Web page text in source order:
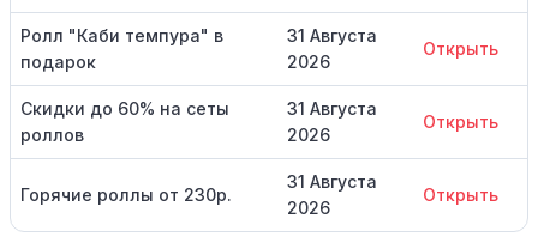
Ролл "Каби темпура" в
подарок
31 Августа
2026
Открыть
Скидки до 60% на сеты
роллов
31 Августа
2026
Открыть
Горячие роллы от 230р.
31 Августа
2026
Открыть